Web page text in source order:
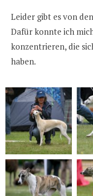
Leider gibt es von
Dafür konnte ich
konzentrieren, die
haben.